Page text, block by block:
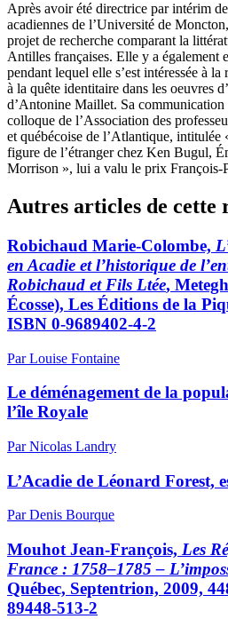
Après avoir été directrice par intérim
acadiennes de l’Université de
projet de recherche comparant la
Antilles françaises. Elle y a également
pendant lequel elle s’est intéressée à la
à la quête identitaire dans les oeuvres
d’Antonine Maillet. Sa communication
colloque de l’Association des
et québécoise de l’Atlantique, intitulée
figure de l’étranger chez Ken Bugul,
Morrison », lui a valu le prix François-
Autres articles de cette
Robichaud Marie-Colombe,
en Acadie et l’historique de
Robichaud et Fils Ltée,
Écosse), Les Éditions de la
ISBN 0-9689402-4-2
Par Louise Fontaine
Le déménagement de la
l’île Royale
Par Nicolas Landry
L’Acadie de Léonard Forest,
Par Denis Bourque
MouhotJean-François, Les
France : 1758–1785 –
Québec, Septentrion, 2009,
89448-513-2